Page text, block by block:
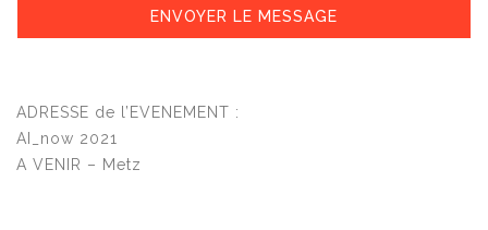
ENVOYER LE MESSAGE
ADRESSE de l’EVENEMENT :
AI_now 2021
A VENIR – Metz